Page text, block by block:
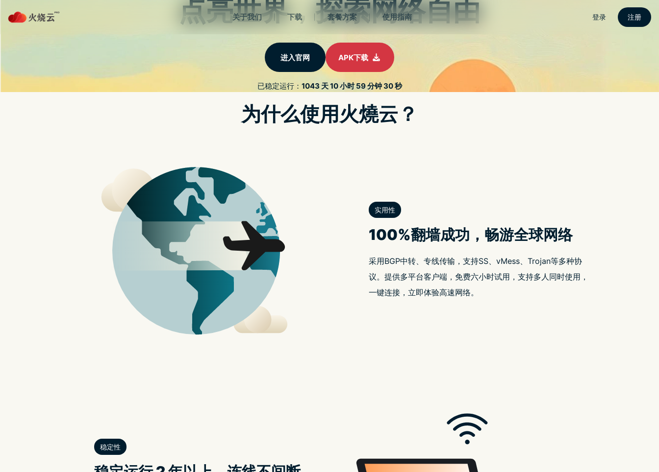
梯子大全vp-n
首页 下载 电脑版 动态 Search
小米 Xiaomi 正在开发自家 3nm 晶片，预计於 2025 年推出
Techritual 香港科技电脑资讯网站,,
Techritual 香港科技电脑资讯网站,,小米 Xiaomi 正在开发自家 3nm 晶片，预计於 2025 年推出,27/11/2024,
Henderson,159,
Recent Posts
Shield 系列保护壳，iPhone 16 Pro